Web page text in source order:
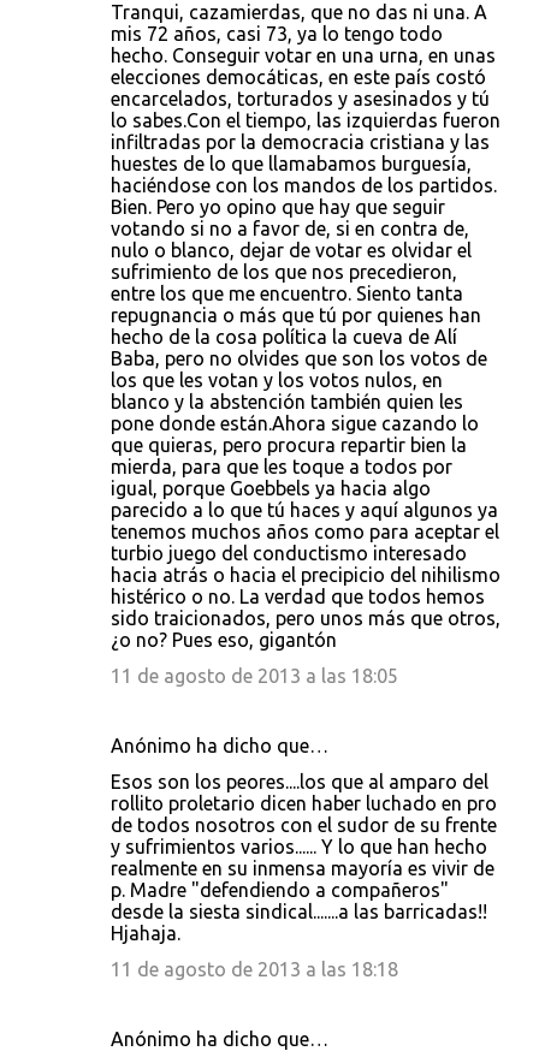
Tranqui, cazamierdas, que no das ni una. A
mis 72 años, casi 73, ya lo tengo todo
hecho. Conseguir votar en una urna, en unas
elecciones democáticas, en este país costó
encarcelados, torturados y asesinados y tú
lo sabes.Con el tiempo, las izquierdas fueron
infiltradas por la democracia cristiana y las
huestes de lo que llamabamos burguesía,
haciéndose con los mandos de los partidos.
Bien. Pero yo opino que hay que seguir
votando si no a favor de, si en contra de,
nulo o blanco, dejar de votar es olvidar el
sufrimiento de los que nos precedieron,
entre los que me encuentro. Siento tanta
repugnancia o más que tú por quienes han
hecho de la cosa política la cueva de Alí
Baba, pero no olvides que son los votos de
los que les votan y los votos nulos, en
blanco y la abstención también quien les
pone donde están.Ahora sigue cazando lo
que quieras, pero procura repartir bien la
mierda, para que les toque a todos por
igual, porque Goebbels ya hacia algo
parecido a lo que tú haces y aquí algunos ya
tenemos muchos años como para aceptar el
turbio juego del conductismo interesado
hacia atrás o hacia el precipicio del nihilismo
histérico o no. La verdad que todos hemos
sido traicionados, pero unos más que otros,
¿o no? Pues eso, gigantón
11 de agosto de 2013 a las 18:05
Anónimo ha dicho que…
Esos son los peores....los que al amparo del
rollito proletario dicen haber luchado en pro
de todos nosotros con el sudor de su frente
y sufrimientos varios...... Y lo que han hecho
realmente en su inmensa mayoría es vivir de
p. Madre "defendiendo a compañeros"
desde la siesta sindical.......a las barricadas!!
Hjahaja.
11 de agosto de 2013 a las 18:18
Anónimo ha dicho que…